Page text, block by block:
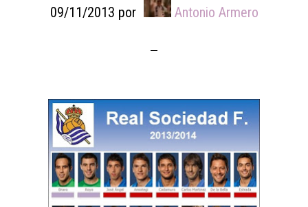
09/11/2013 por Antonio Armero